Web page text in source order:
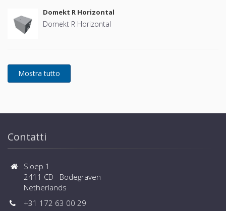
Domekt R Horizontal
Domekt R Horizontal
Contatti
Sloep 1
2411 CD Bodegraven
Netherlands
+31 172 63 00 29